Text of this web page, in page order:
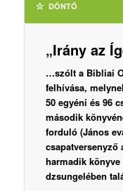
DÖNTŐ
„Irány az
…szólt a Bibliai
felhívása,
50 egyéni és 96
második
forduló (János
csapatversenyző
harmadik
dzsungelében